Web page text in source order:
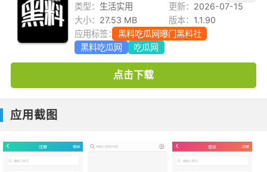
类型： 生活实用 更新： 2026-07-15
大小： 27.53 MB 版本： 1.1.90
应用标签：
黑料吃瓜网曝门黑料社
黑料吃瓜网
吃瓜网
点击下载
应用截图